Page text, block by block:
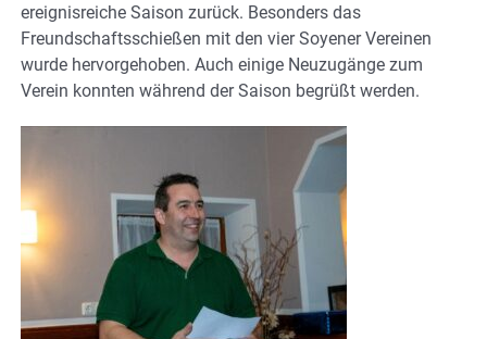
ereignisreiche Saison zurück. Besonders das
Freundschaftsschießen mit den vier Soyener Vereinen
wurde hervorgehoben. Auch einige Neuzugänge zum
Verein konnten während der Saison begrüßt werden.